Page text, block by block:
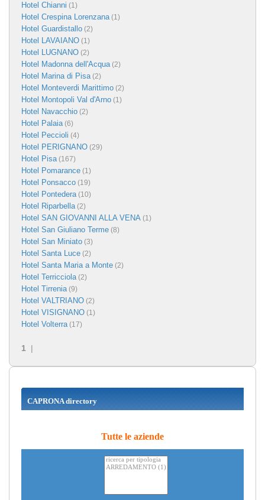
Hotel Chianni (1)
Hotel Crespina Lorenzana(1)
Hotel Guardistallo (2)
Hotel LAVAIANO (1)
Hotel LUGNANO (2)
Hotel Madonna dell'Acqua(2)
Hotel Marina di Pisa(2)
Hotel Monteverdi Marittimo (2)
Hotel Montopoli Val d'Arno (1)
Hotel Navacchio (2)
Hotel Palaia(6)
Hotel Peccioli (4)
Hotel PERIGNANO (29)
Hotel Pisa(167)
Hotel Pomarance (1)
Hotel Ponsacco (19)
Hotel Pontedera(10)
Hotel Riparbella(2)
Hotel SAN GIOVANNI ALLA VENA (1)
Hotel San Giuliano Terme (8)
Hotel San Miniato (3)
Hotel Santa Luce (2)
Hotel Santa Maria a Monte (2)
Hotel Terricciola(2)
Hotel Tirrenia(9)
Hotel VALTRIANO (2)
Hotel VISIGNANO (1)
Hotel Volterra(17)
1 |
CAPRONA directory
Tutte le aziende